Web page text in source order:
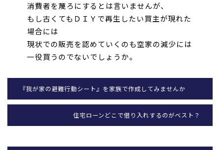
消費者を蔑ろにするとは言いませんが、
もし古くてもＤＩＹで再生したい買主が現れた
場合には
現状での販売を認めていくのも空家の減少には
一役買うのでないでしょうか。
『我が家の避難行動シート』を家族で作成してみませんか
住宅ローンどこで借り入れするのがベスト？